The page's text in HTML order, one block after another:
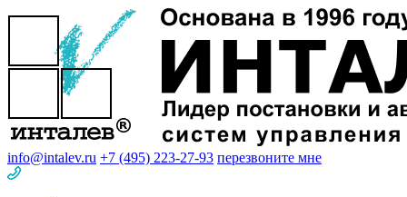
info@intalev.ru +7 (495) 223-27-93 перезвоните мне